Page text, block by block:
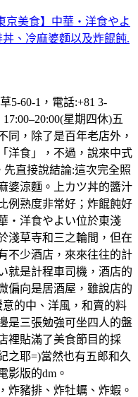
京美食】中華・洋食やよ
、冷麻婆麵以及炸餛飩.
5-60-1，電話:+81 3-
星期四休)五
同，除了是百年老店外，
洋食」，不過，說來中式
直接說結論:這次完全照
婆涼麵。上カツ丼的醬汁
例熟度非常好；炸餛飩好
・洋食やよい位於東淺
淺草寺和三之輪間，但在
不少酒店，來來往往的計
就是計程車司機，酒店的
偏向是居酒屋，雖說店的
的中、洋風，和賣的料
是三張勉強可坐四人的盤
裡貼滿了美食節目的採
之耶=)當然也有五郎和久
影版的dm。
炸豬排、炸牡蠣、炸蝦。